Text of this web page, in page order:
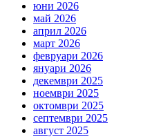
юни 2026
май 2026
април 2026
март 2026
февруари 2026
януари 2026
декември 2025
ноември 2025
октомври 2025
септември 2025
август 2025